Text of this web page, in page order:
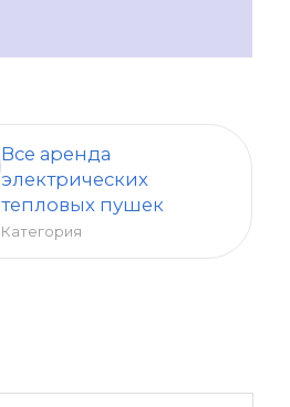
Все аренда
электрических
тепловых пушек
Категория